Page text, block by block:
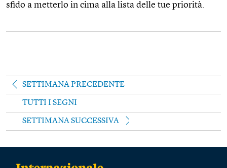
sfido a metterlo in cima alla lista delle tue priorità.
SETTIMANA PRECEDENTE
TUTTI I SEGNI
SETTIMANA SUCCESSIVA